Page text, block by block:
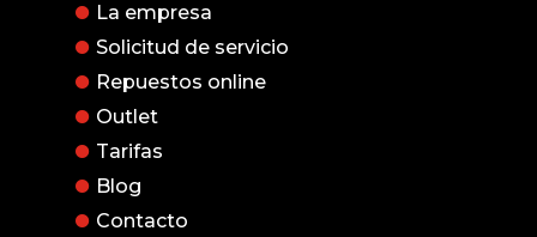
La empresa
Solicitud de servicio
Repuestos online
Outlet
Tarifas
Blog
Contacto